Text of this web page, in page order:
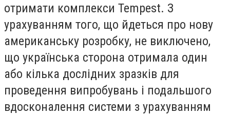
отримати комплекси Tempest. З
урахуванням того, що йдеться про нову
американську розробку, не виключено,
що українська сторона отримала один
або кілька дослідних зразків для
проведення випробувань і подальшого
вдосконалення системи з урахуванням